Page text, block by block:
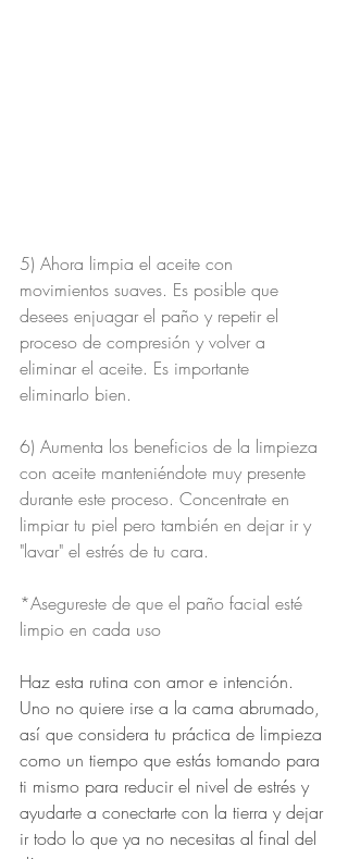
5) Ahora limpia el aceite con
movimientos suaves. Es posible que
desees enjuagar el paño y repetir el
proceso de compresión y volver a
eliminar el aceite. Es importante
eliminarlo bien.
6) Aumenta los beneficios de la limpieza
con aceite manteniéndote muy presente
durante este proceso. Concentrate en
limpiar tu piel pero también en dejar ir y
"lavar" el estrés de tu cara.
*Asegureste de que el paño facial esté
limpio en cada uso
Haz esta rutina con amor e intención.
Uno no quiere irse a la cama abrumado,
así que considera tu práctica de limpieza
como un tiempo que estás tomando para
ti mismo para reducir el nivel de estrés y
ayudarte a conectarte con la tierra y dejar
ir todo lo que ya no necesitas al final del